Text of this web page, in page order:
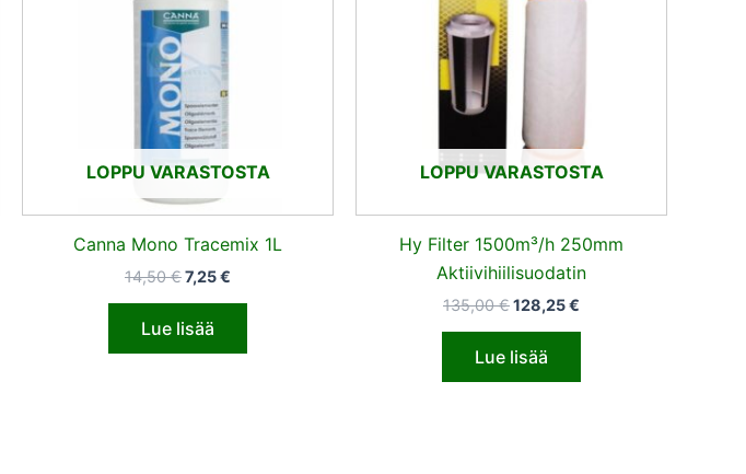
LOPPU VARASTOSTA
Canna Mono Tracemix 1L
14,50€7,25€
Lue lisää
LOPPU VARASTOSTA
Hy Filter 1500m³/h 250mm
Aktiivihiilisuodatin
135,00€128,25€
Lue lisää